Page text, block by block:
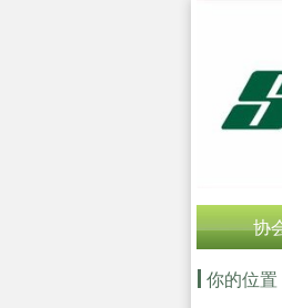
协
你的位置